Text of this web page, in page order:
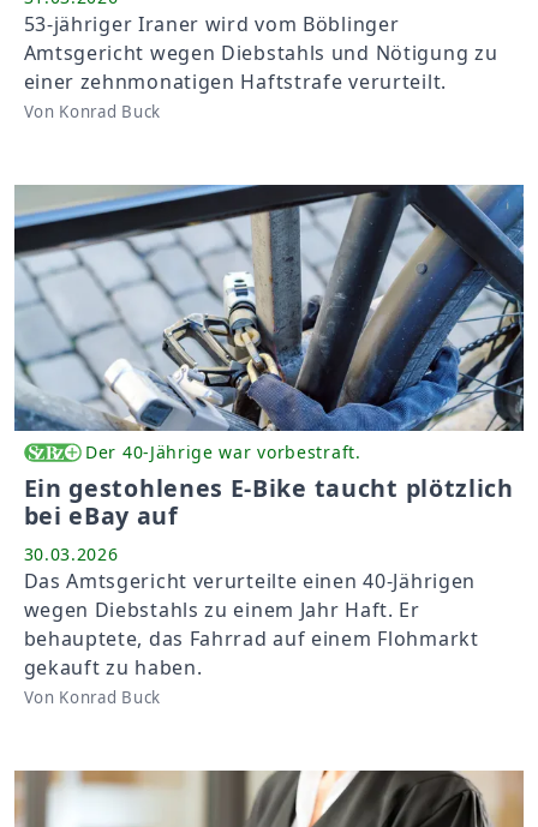
53-jähriger Iraner wird vom Böblinger
Amtsgericht wegen Diebstahls und Nötigung zu
einer zehnmonatigen Haftstrafe verurteilt.
Von Konrad Buck
Der 40-Jährige war vorbestraft.
Ein gestohlenes E-Bike taucht plötzlich
bei eBay auf
30.03.2026
Das Amtsgericht verurteilte einen 40-Jährigen
wegen Diebstahls zu einem Jahr Haft. Er
behauptete, das Fahrrad auf einem Flohmarkt
gekauft zu haben.
Von Konrad Buck